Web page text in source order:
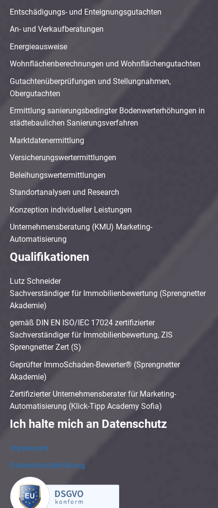
Entschädigungs- und Enteignungsgutachten
An- und Verkaufberatungen
Energieausweise
Wohnflächenberechnungen und Wohnflächengutachten
Gutachtenüberprüfungen und Stellungnahmen,
Obergutachten
Ermittlung sanierungsbedingter Bodenwerterhöhungen in
städtebaulichen Sanierungsverfahren
Marktdatenermittlung
Versicherungswertermittlungen
Beleihungswertermittlungen
Standortanalysen und Research
Konzeption individueller Leistungen
Unternehmensberatung (KMU) Marketing-
Automatisierung
Qualifikationen
Lutz Schneider
Sachverständiger für Immobilienbewertung (Sprengnetter
Akademie)
gemäß DIN EN ISO/IEC 17024 zertifizierter
Sachverständiger für Immobilienbewertung, ZIS
Sprengnetter Zert (S)
Geprüfter ImmoSchaden-Bewerter® (Sprengnetter
Akademie)
Zertifizierter Unternehmensberater für Marketing-
Automatisierung (Klick-Tipp Academy Sofia)
Ich halte mich an Datenschutz
Impressum
Datenschutzerklärung